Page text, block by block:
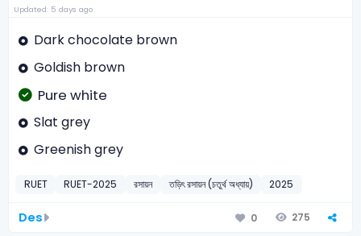
Updated: 5 days ago
Dark chocolate brown
Goldish brown
Pure white
Slat grey
Greenish grey
RUET RUET-2025 রসায়ন তড়িৎ রসায়ন (চতুর্থ অধ্যায়) 2025
Des 0 275